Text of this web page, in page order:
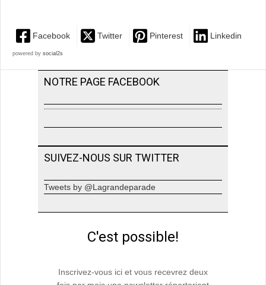
Facebook Twitter Pinterest Linkedin
powered by social2s
NOTRE PAGE FACEBOOK
SUIVEZ-NOUS SUR TWITTER
Tweets by @Lagrandeparade
C'est possible!
Inscrivez-vous ici et vous recevrez deux